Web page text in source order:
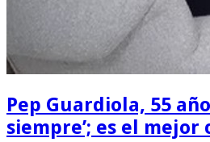
Pep Guardiola, 55
siempre’; es el